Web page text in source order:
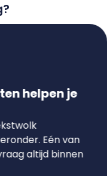
helpen je
Eén van
altijd binnen